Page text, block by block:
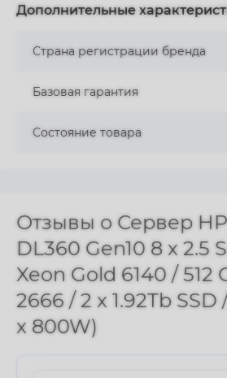
Дополнительные
Страна регистрации бренда
Базовая гарантия
Состояние товара
Отзывы о Сервер
DL360 Gen10 8 x 2.5
Xeon Gold 6140 / 512
2666 / 2 x 1.92Tb
x 800W)